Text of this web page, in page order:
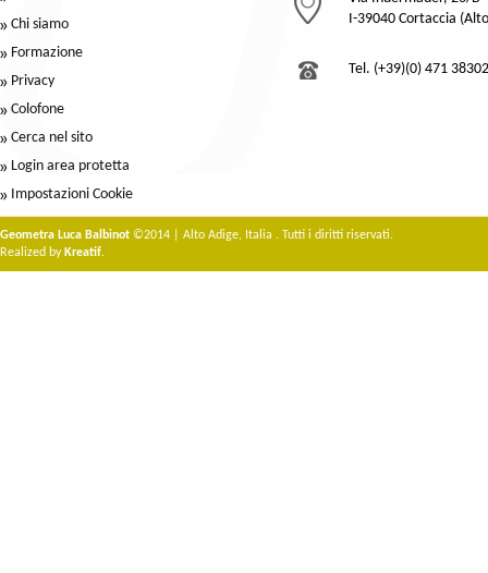
Chi siamo
Formazione
Privacy
Colofone
Cerca nel sito
Login area protetta
Impostazioni Cookie
I-39040 Cortaccia
Tel. (+39)(0) 471
Geometra Luca Balbinot ©2014 | Alto Adige, Italia . Tutti i diritti riservati.
Realized by Kreatif.